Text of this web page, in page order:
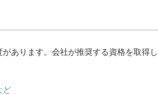
あります。会社が推奨する資格を取得
ど